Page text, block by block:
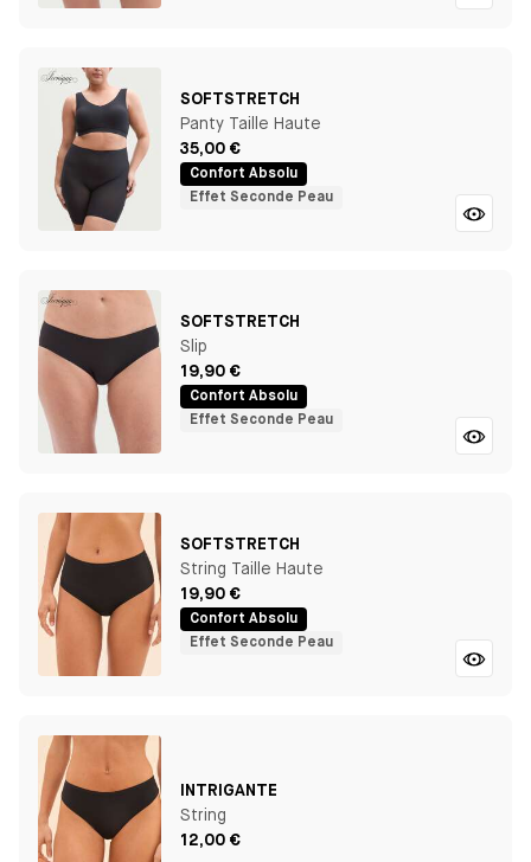
SOFTSTRETCH
Panty Taille Haute
35,00 €
Confort Absolu
Effet Seconde Peau
SOFTSTRETCH
Slip
19,90 €
Confort Absolu
Effet Seconde Peau
SOFTSTRETCH
String Taille Haute
19,90 €
Confort Absolu
Effet Seconde Peau
INTRIGANTE
String
12,00 €